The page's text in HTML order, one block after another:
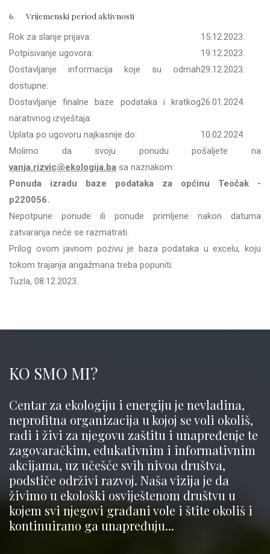
6. Vrijemenski period aktivnosti
Rok za slanje prijava:
15.12.2023.
Potpisivanje ugovora:
19.12.2023.
Dostavljanje informacija koje su odmah
dostupne:
29.12.2023.
Dostavljanje finalne baze podataka i kratkog
narativnog izvještaja:
26.01.2024.
Uplata po ugovoru najkasnije do:
10.02.2024.
Molimo da svoju ponudu pošaljete na
vanja.rizvic@ekologija.ba sa naznakom:
Ponuda izradu baze podataka za općinu Teočak -
p220056.
Nepotpune ponude ili ponude primljene nakon datuma
zatvaranja neće se razmatrati.
Prilog ovom javnom pozivu je baza podataka u excelu, koju
tokom trajanja angažmana treba popuniti.
Tuzla, 08.12.2023.
KO SMO MI?
Centar za ekologiju i energiju je nevladina,
neprofitna organizacija u kojoj se voli okoliš,
radi i živi za njegovu zaštitu i unapređenje te
zagovaračkim, edukativnim i informativnim
akcijama, uz učešće svih nivoa društva,
podstiče održivi razvoj. Naša vizija je da
živimo u ekološki osviještenom društvu u
kojem svi njegovi građani vole i štite okoliš i
kontinuirano ga unapređuju...